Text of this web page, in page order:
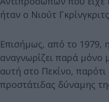
ήταν ο Νιούτ
Επισήμως, από το 1979,
αναγνωρίζει παρά μόνο
αυτή στο Πεκίνο, παρότι
προστάτιδας δύναμης